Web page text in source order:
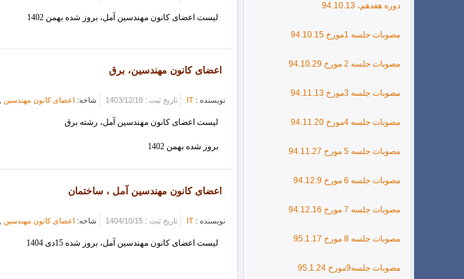
کلاس آموزشی bim و auti desk
کلاس آموزشی طراحی تاسیسات برقی ساختمان با نرم افزار اتوکد
دوره هفدهم، 94.10.13
مصوبات جلسه 1مورخ 94.10.15
مصوبات جلسه 2 مورخ 94.10.29
مصوبات جلسه 3مورخ 94.11.13
مصوبات جلسه 4مورخ 94.11.20
مصوبات جلسه 5 مورخ 94.11.27
مصوبات جلسه 6 مورخ 94.12.9
مصوبات جلسه 7 مورخ 94.12.16
مصوبات جلسه 8 مورخ 95.1.17
مصوبات جلسه9مورخ 95.1.24
لیست اعضای کانون مهندسین آمل، بروز شده بهمن 1402
اعضای کانون مهندسین، برق
نویسنده : IT تاریخ ثبت : 1403/12/18 شاخه: اعضای کانون مهندسین
لیست اعضای کانون مهندسین آمل، رشته برق
بروز شده بهمن 1402
اعضای کانون مهندسین آمل ، ساختمان
نویسنده : IT تاریخ ثبت : 1404/10/15 شاخه: اعضای کانون مهندسین
لیست اعضای کانون مهندسین آمل، بروز شده 15دی 1404